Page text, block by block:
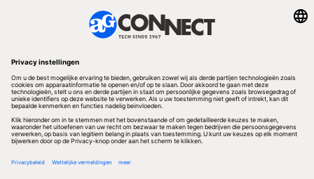
Redactionele partner